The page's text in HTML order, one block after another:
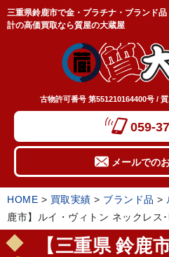
三重県鈴鹿市で金・プラチナ・ブランド品
計の高価買取なら質屋の大蔵屋
古物許可番号 第551210164400号 /
059-
メールでの
HOME > 買取実績 > ブランド品 >
鹿市】ルイ・ヴィトン ネックレス
ールド M00596 買取実績 2025.01
【三重県 鈴鹿